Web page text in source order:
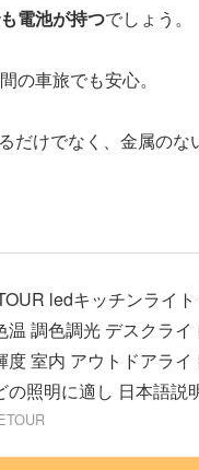
電池が持つでしょう。
の車旅でも安心。
だけでなく、金属の
ledキッチンライ
温 調色調光 デスクラ
度 室内 アウトドアラ
の照明に適し 日本語説